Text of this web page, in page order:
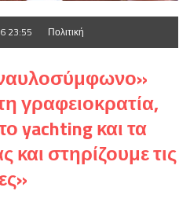
23:55 Πολιτική
ναυλοσύμφωνο»
γραφειοκρατία,
yachting και τα
και στηρίζουμε τις